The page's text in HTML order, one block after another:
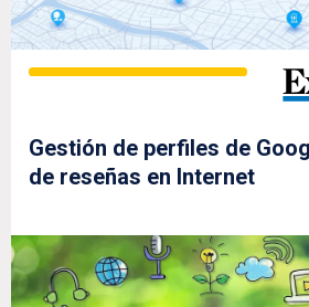
Gestión de perfiles de
de reseñas en Internet